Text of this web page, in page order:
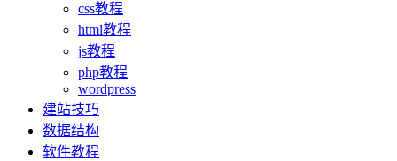
css教程
html教程
js教程
php教程
wordpress
建站技巧
数据结构
软件教程